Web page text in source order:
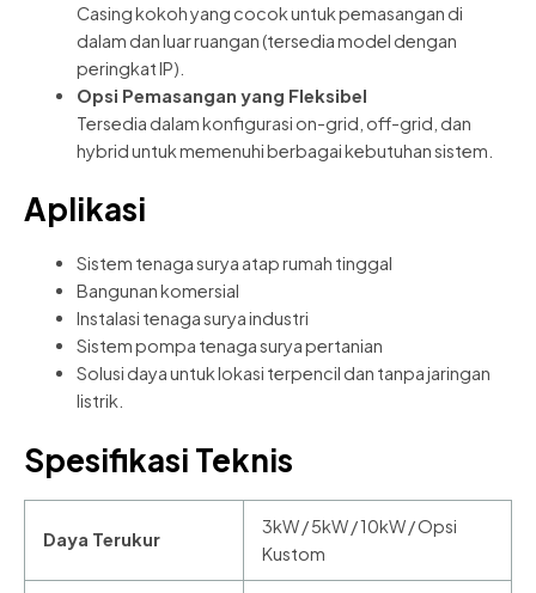
Casing kokoh yang cocok untuk pemasangan di
dalam dan luar ruangan (tersedia model dengan
peringkat IP).
Opsi Pemasangan yang Fleksibel
Tersedia dalam konfigurasi on-grid, off-grid, dan
hybrid untuk memenuhi berbagai kebutuhan sistem.
Aplikasi
Sistem tenaga surya atap rumah tinggal
Bangunan komersial
Instalasi tenaga surya industri
Sistem pompa tenaga surya pertanian
Solusi daya untuk lokasi terpencil dan tanpa jaringan
listrik.
Spesifikasi Teknis
Daya Terukur
3kW / 5kW / 10kW / Opsi
Kustom